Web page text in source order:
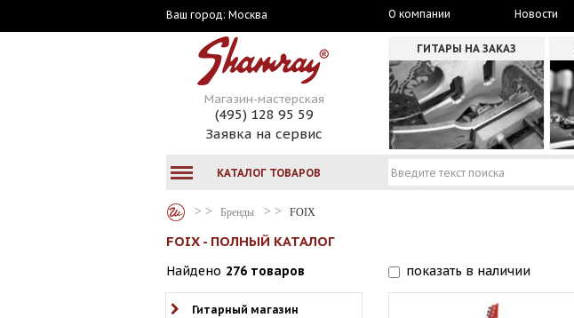
Ваш город: Москва О компании Новости
Магазин-мастерская
(495) 128 95 59
Заявка на сервис
ГИТАРЫ НА ЗАКАЗ
КАТАЛОГ ТОВАРОВ
Бренды FOIX
FOIX - ПОЛНЫЙ КАТАЛОГ
Найдено 276 товаров показать в наличии
Гитарный магазин